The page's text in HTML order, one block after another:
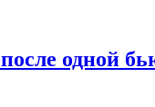
одной